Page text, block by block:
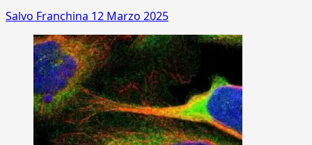
Salvo Franchina 12 Marzo 2025